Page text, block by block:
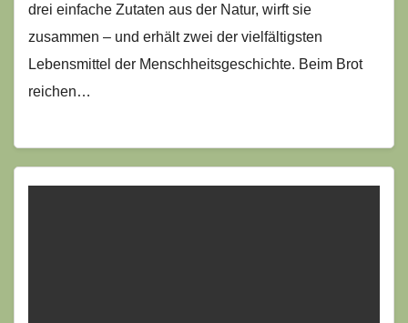
drei einfache Zutaten aus der Natur, wirft sie
zusammen – und erhält zwei der vielfältigsten
Lebensmittel der Menschheitsgeschichte. Beim Brot
reichen…